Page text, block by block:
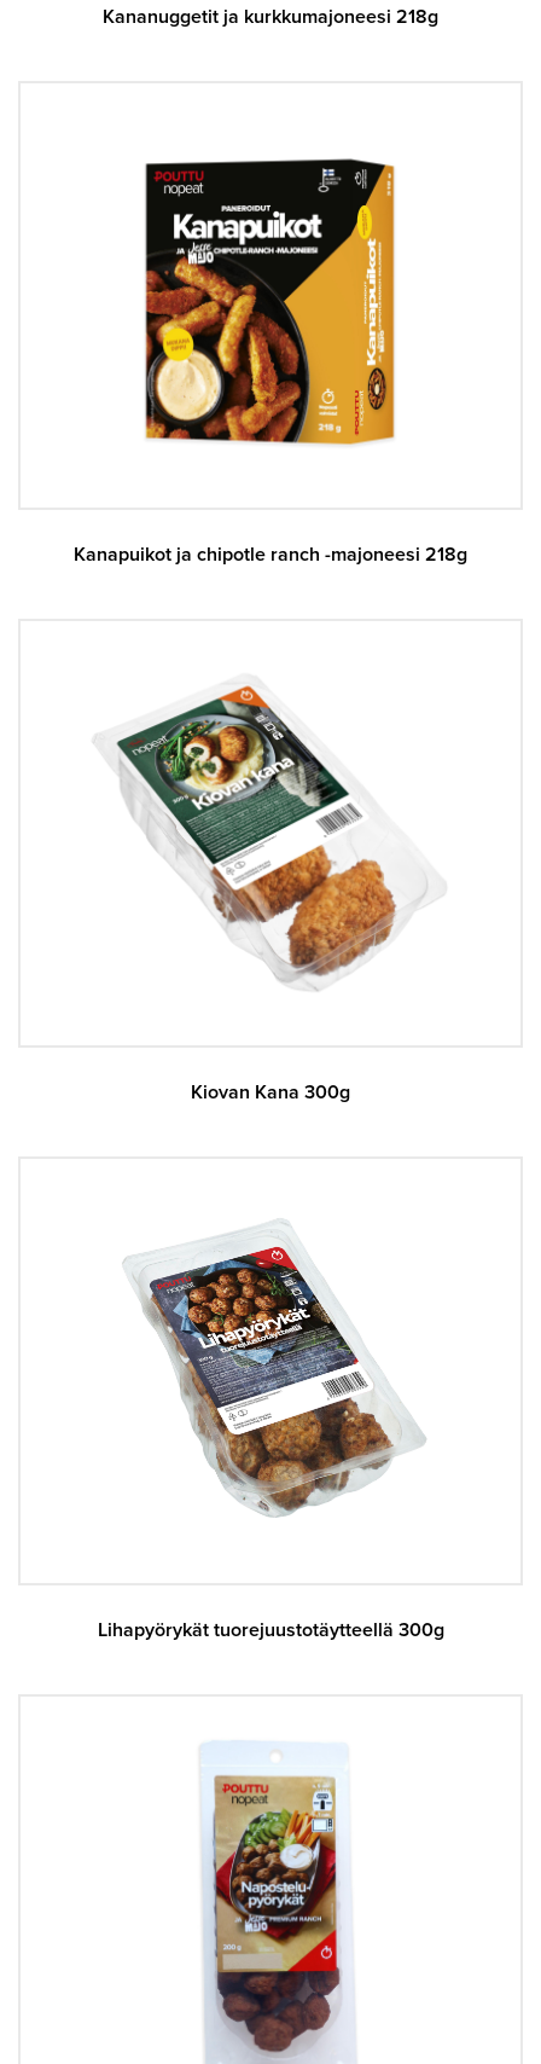
Kananuggetit ja kurkkumajoneesi 218g
Kanapuikot ja chipotle ranch -majoneesi 218g
Kiovan Kana 300g
Lihapyörykät tuorejuustotäytteellä 300g